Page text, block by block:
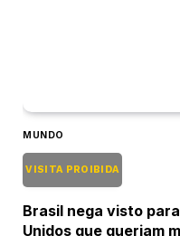
MUNDO
VISITA PROIBIDA
Brasil nega visto
Unidos que queriam